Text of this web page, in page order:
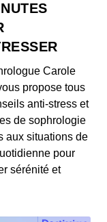
les secrets et
Woking : McLaren.
- Mercedes
California Privacy
- Lexus
l'automobile de luxe,
Carole
propose tous
anti-stress et
de sophrologie
aux situations de
pour
sérénité et